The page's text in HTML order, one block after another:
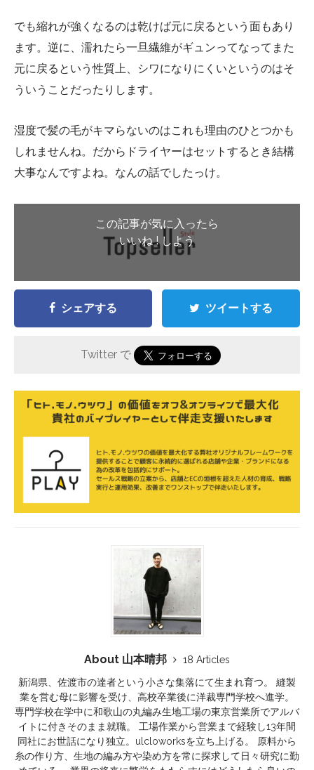
でも縮れが強くなるのは乾けば元に戻るという面もあり
ます。逆に、濡れたら一旦繊維がギュンってなってまた
元に戻るという性質上、シワになりにくいというのはそ
ういうことだったりします。
湿度で髪の毛がキマらないのはこれも理由のひとつかも
しれませんね。だからドライヤーはセットするとき結構
大事なんですよね。なんの話でしたっけ。
この記事が気に入ったら
いいね ! しよう
シェアする ツイートする
Twitter で
About 山本晴邦
18 Articles
新潟県、佐渡市の達者という小さな集落にて生まれ育つ。 縫製
業を営む母に影響を受け、高校卒業後に洋裁専門学校へ進学。
専門学校在学中に和歌山の丸編み生地工場の東京営業所でアルバ
イトに付きそのまま就職。 工場作業から営業まで経験し13年間
同社にお世話になり独立。ulcloworksを立ち上げる。 原料から
糸の作り方、生地の編み方や染め方を常に探求して日々研究に勤